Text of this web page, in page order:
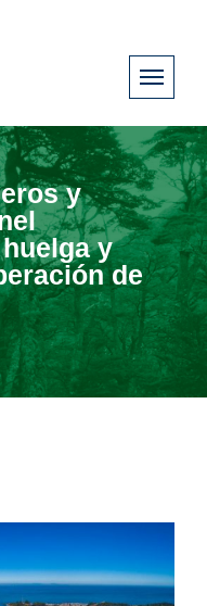
y
y
de